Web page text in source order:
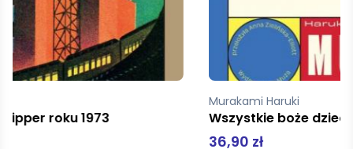
Wszystkie boże dzieci tańczą